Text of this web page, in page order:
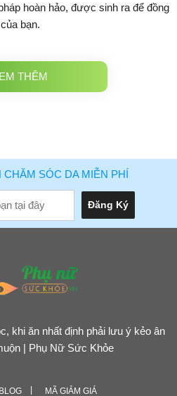
hoàn hảo, được sinh ra để đồng
bạn.
THÊM
SÓC DA MIỄN PHÍ
khi ăn nhất định phải lưu ý kẻo ân
| Phụ Nữ Sức Khỏe
BLOG MÃ GIẢM GIÁ